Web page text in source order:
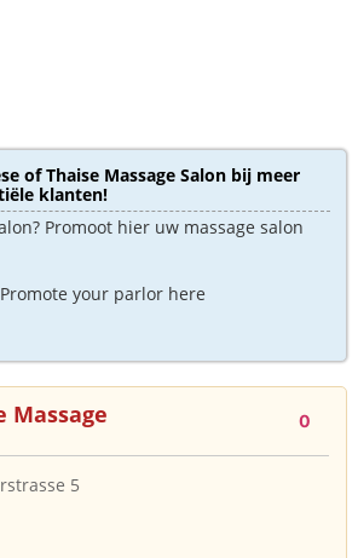
of Thaise Massage Salon bij meer
klanten!
Promoot hier uw massage salon
your parlor here
Massage 0
5